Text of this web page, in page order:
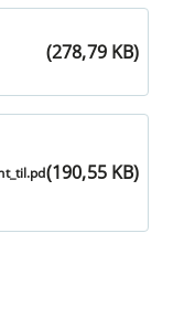
(278,79 KB)
(190,55 KB)